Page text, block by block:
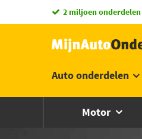
2 miljoen onderdelen
Auto onderdelen
Motor